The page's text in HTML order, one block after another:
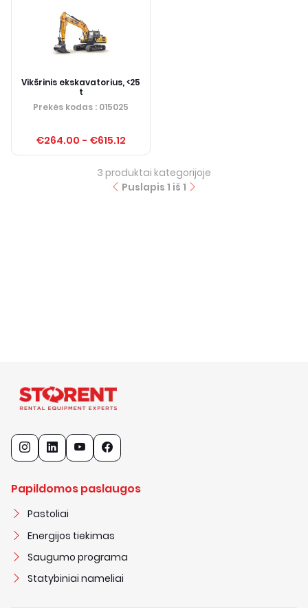
Vikšrinis ekskavatorius, <25
t
Prekės kodas : 015025
€264.00 - €615.12
3 produktai kategorijoje
Puslapis 1 iš 1
Papildomos paslaugos
Pastoliai
Energijos tiekimas
Saugumo programa
Statybiniai nameliai